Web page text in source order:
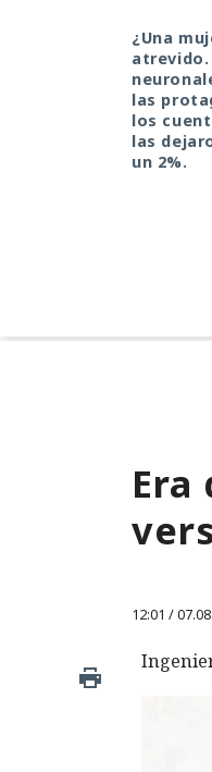
¿Una
atrevido.
las
los
las
un 2%.
12:01 /